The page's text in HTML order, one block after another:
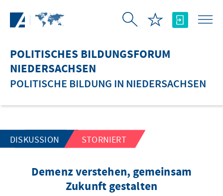
POLITISCHES BILDUNGSFORUM
NIEDERSACHSEN
POLITISCHE BILDUNG IN NIEDERSACHSEN
DISKUSSION STORNIERT
Demenz verstehen, gemeinsam
Zukunft gestalten